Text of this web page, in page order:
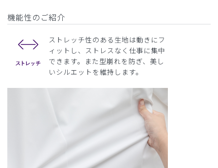
機能性のご紹介
ストレッチ性のある生地は動きにフ
ィットし、ストレスなく仕事に集中
できます。また型崩れを防ぎ、美し
いシルエットを維持します。